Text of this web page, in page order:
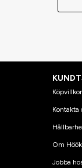
Köpvillkor
Kontakta
Om
Jobba